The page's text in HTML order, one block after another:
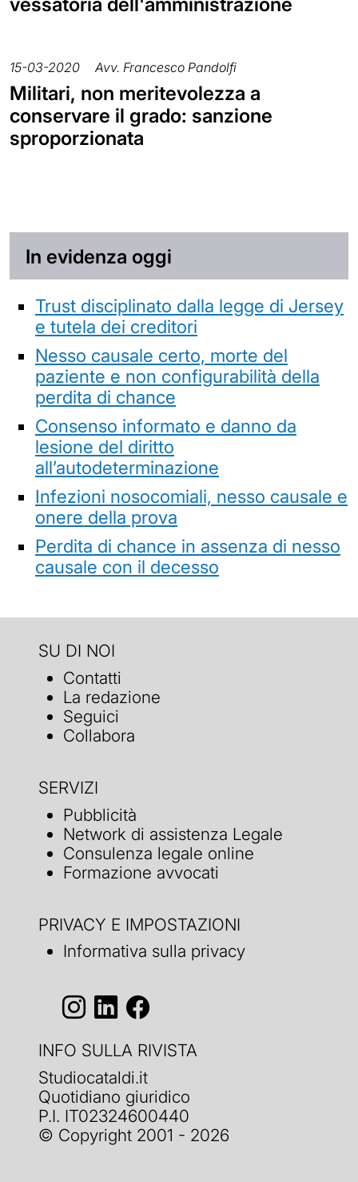
15-03-2020 Avv. Francesco Pandolfi
Militari, non meritevolezza a
conservare il grado: sanzione
sproporzionata
In evidenza oggi
Trust disciplinato dalla legge di Jersey
e tutela dei creditori
Nesso causale certo, morte del
paziente e non configurabilità della
perdita di chance
Consenso informato e danno da
lesione del diritto
all’autodeterminazione
Infezioni nosocomiali, nesso causale e
onere della prova
Perdita di chance in assenza di nesso
causale con il decesso
SU DI NOI
Contatti
La redazione
Seguici
Collabora
SERVIZI
Pubblicità
Network di assistenza Legale
Consulenza legale online
Formazione avvocati
PRIVACY E IMPOSTAZIONI
Informativa sulla privacy
INFO SULLA RIVISTA
Studiocataldi.it
Quotidiano giuridico
P.I. IT02324600440
© Copyright 2001 - 2026